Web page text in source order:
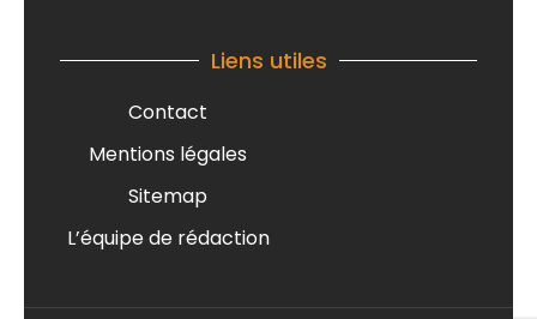
Liens utiles
Contact
Mentions légales
Sitemap
L’équipe de rédaction